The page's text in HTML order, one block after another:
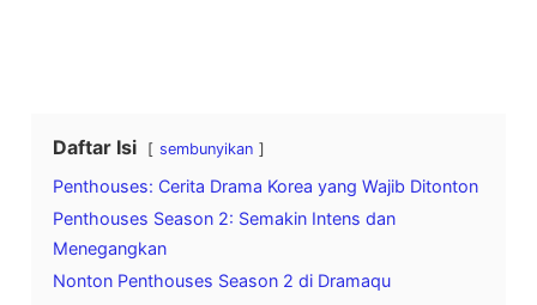
Daftar Isi sembunyikan
Penthouses: Cerita Drama Korea yang Wajib Ditonton
Penthouses Season 2: Semakin Intens dan
Menegangkan
Nonton Penthouses Season 2 di Dramaqu